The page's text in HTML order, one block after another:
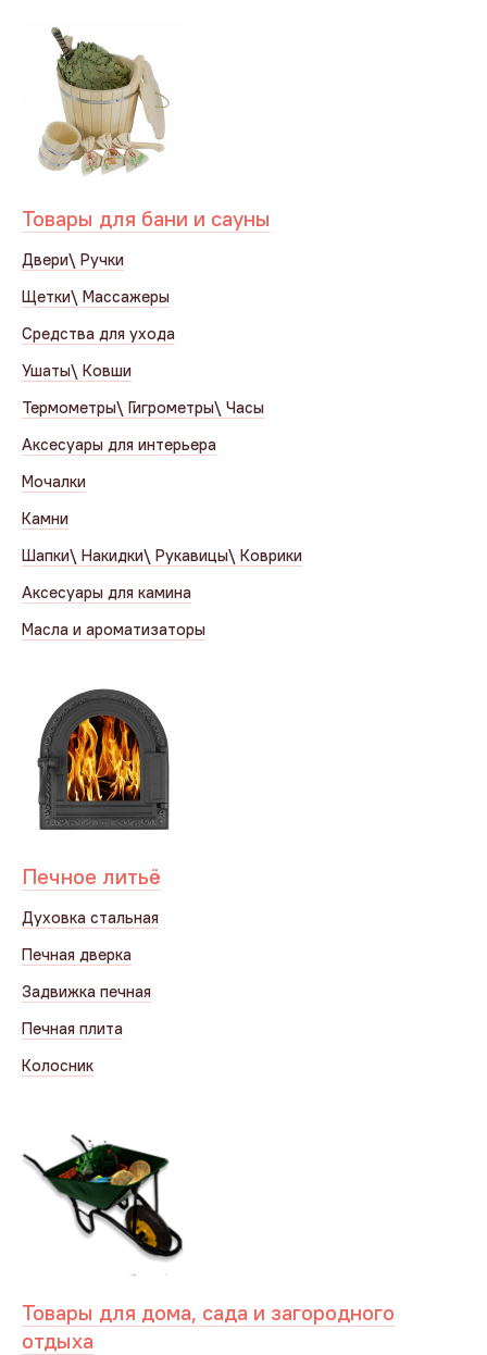
Товары для бани и сауны
Двери\ Ручки
Щетки\ Массажеры
Средства для ухода
Ушаты\ Ковши
Термометры\ Гигрометры\ Часы
Аксесуары для интерьера
Мочалки
Камни
Шапки\ Накидки\ Рукавицы\ Коврики
Аксесуары для камина
Масла и ароматизаторы
Печное литьё
Духовка стальная
Печная дверка
Задвижка печная
Печная плита
Колосник
Товары для дома, сада и загородного
отдыха